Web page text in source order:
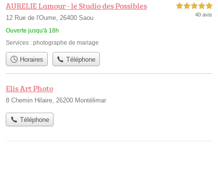
AURELIE Lamour - le Studio des Possibles
12 Rue de l'Oume, 26400 Saou
Ouverte jusqu'à 18h
5,0 étoiles sur 5
40 avis
Services : photographe de mariage
Horaires Téléphone
Elis Art Photo
8 Chemin Hilaire, 26200 Montélimar
Téléphone